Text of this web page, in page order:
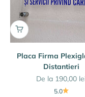
Placa Firma
Distantieri
Preț redus
De la 190,00
5.0